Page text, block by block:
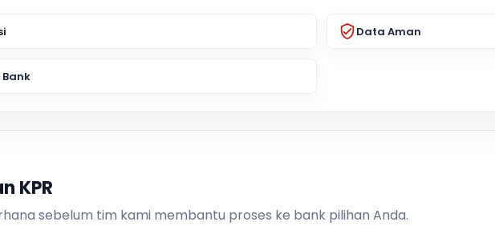
Data Aman
KPR
sebelum tim kami membantu proses ke bank pilihan Anda.